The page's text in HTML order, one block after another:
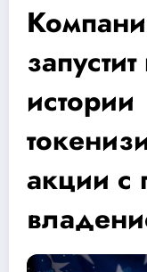
истории
акции с